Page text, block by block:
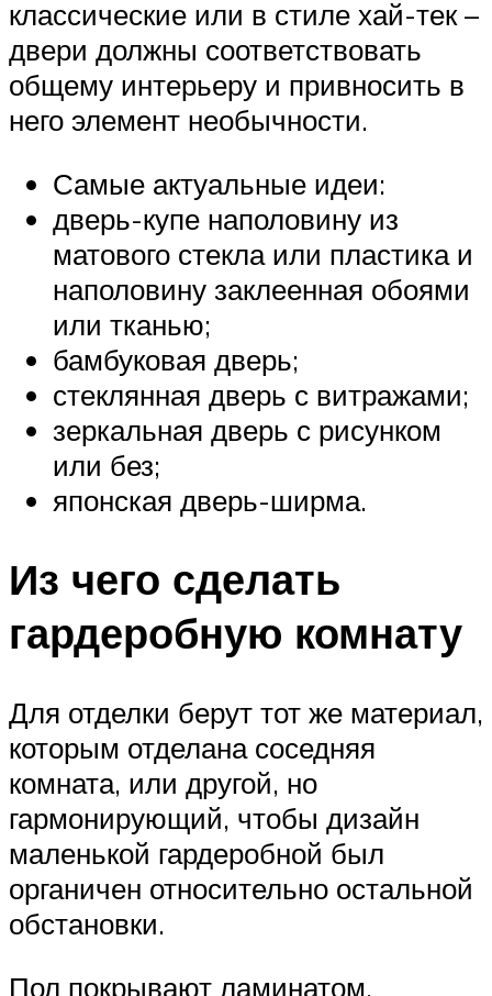
классические или в стиле хай-тек –
двери должны соответствовать
общему интерьеру и привносить в
него элемент необычности.
Самые актуальные идеи:
дверь-купе наполовину из
матового стекла или пластика и
наполовину заклеенная обоями
или тканью;
бамбуковая дверь;
стеклянная дверь с витражами;
зеркальная дверь с рисунком
или без;
японская дверь-ширма.
Из чего сделать
гардеробную комнату
Для отделки берут тот же материал,
которым отделана соседняя
комната, или другой, но
гармонирующий, чтобы дизайн
маленькой гардеробной был
органичен относительно остальной
обстановки.
Пол покрывают ламинатом,